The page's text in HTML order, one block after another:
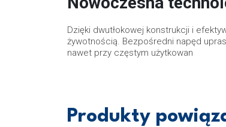
Dzięki dwutłokowej konstrukcji i
żywotnością. Bezpośredni napęd
nawet przy częstym użytkowan
Produkty